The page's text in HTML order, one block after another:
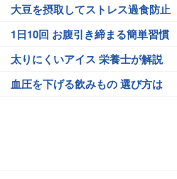
大豆を摂取してストレス過食防止
1日10回 お腹引き締まる簡単習慣
太りにくいアイス 栄養士が解説
血圧を下げる飲みもの 選び方は